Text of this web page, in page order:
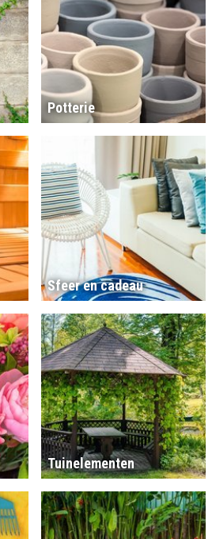
Potterie
Sfeer en cadeau
Tuinelementen